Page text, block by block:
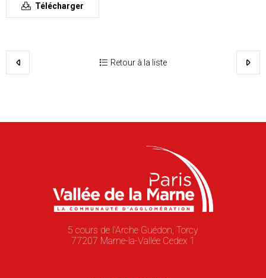
Télécharger
Retour à la liste
5 cours de l'Arche Guédon, Torcy
77207 Marne-la-Vallée Cedex 1